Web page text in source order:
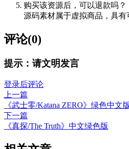
购买该资源后，可以退款吗？
源码素材属于虚拟商品，具
评论(0)
提示：请文明发言
登录后评论
上一篇
《武士零/Katana ZERO》绿色中文版
下一篇
《真探/The Truth》中文绿色版